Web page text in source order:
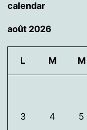
calendar
août 2026
L M M
3 4 5